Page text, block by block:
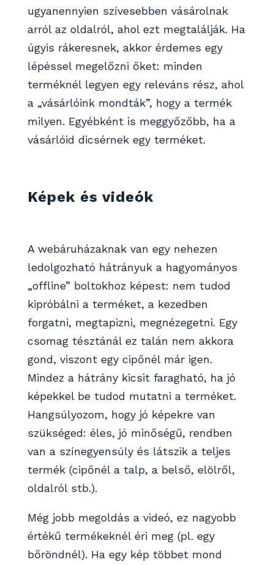
ugyanennyien szívesebben vásárolnak
arról az oldalról, ahol ezt megtalálják. Ha
úgyis rákeresnek, akkor érdemes egy
lépéssel megelőzni őket: minden
terméknél legyen egy releváns rész, ahol
a „vásárlóink mondták”, hogy a termék
milyen. Egyébként is meggyőzőbb, ha a
vásárlóid dicsérnek egy terméket.
Képek és videók
A webáruházaknak van egy nehezen
ledolgozható hátrányuk a hagyományos
„offline” boltokhoz képest: nem tudod
kipróbálni a terméket, a kezedben
forgatni, megtapizni, megnézegetni. Egy
csomag tésztánál ez talán nem akkora
gond, viszont egy cipőnél már igen.
Mindez a hátrány kicsit faragható, ha jó
képekkel be tudod mutatni a terméket.
Hangsúlyozom, hogy jó képekre van
szükséged: éles, jó minőségű, rendben
van a színegyensúly és látszik a teljes
termék (cipőnél a talp, a belső, elölről,
oldalról stb.).
Még jobb megoldás a videó, ez nagyobb
értékű termékeknél éri meg (pl. egy
bőröndnél). Ha egy kép többet mond